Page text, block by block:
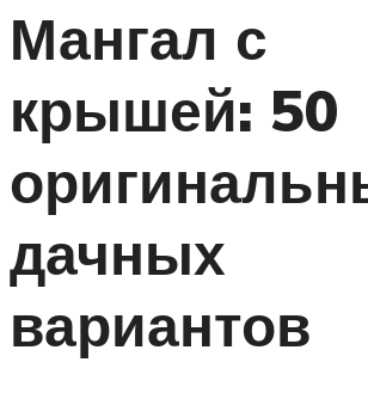
Мангал с
крышей: 50
дачных
вариантов